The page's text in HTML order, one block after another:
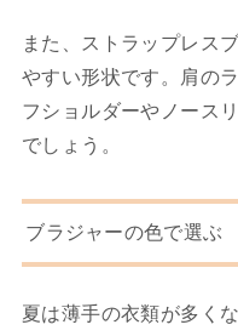
また、ストラップレス
やすい形状です。肩の
フショルダーやノース
でしょう。
ブラジャーの色で選ぶ
夏は薄手の衣類が多く